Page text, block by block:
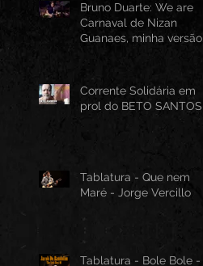
Bruno Duarte: We are
Carnaval de Nizan
Guanaes, minha versão
Corrente Solidária em
prol do BETO SANTOS
Tablatura - Que nem
Maré - Jorge Vercillo
Tablatura - Bole Bole -